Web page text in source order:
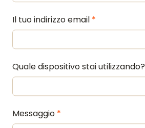
Il tuo indirizzo email *
Quale dispositivo stai utilizzando?
Messaggio *